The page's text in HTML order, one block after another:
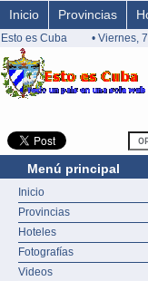
Inicio Provincias
Esto es Cuba • Viernes,
Menú principal
Inicio
Provincias
Hoteles
Fotografías
Videos